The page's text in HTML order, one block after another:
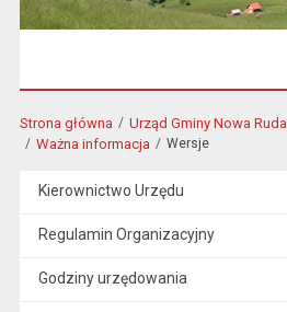
Strona główna Urząd Gminy Nowa Ruda
Ważna informacja
Wersje
Kierownictwo Urzędu
Regulamin Organizacyjny
Godziny urzędowania